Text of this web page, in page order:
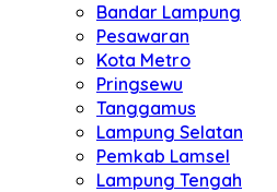
Bandar Lampung
Pesawaran
Kota Metro
Pringsewu
Tanggamus
Lampung Selatan
Pemkab Lamsel
Lampung Tengah